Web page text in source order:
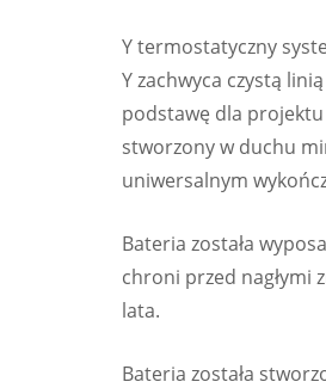
Y termostatyczny
Y zachwyca czystą
podstawę dla projektu
stworzony w duchu
uniwersalnym
Bateria została
chroni przed
lata.
Bateria została